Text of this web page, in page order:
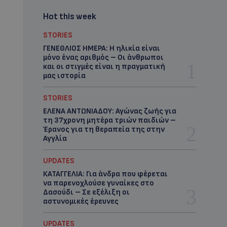
Hot this week
STORIES
ΓΕΝΕΘΛΙΟΣ ΗΜΕΡΑ: Η ηλικία είναι
μόνο ένας αριθμός – Οι άνθρωποι
και οι στιγμές είναι η πραγματική
μας ιστορία
STORIES
ΕΛΕΝΑ ΑΝΤΩΝΙΑΔΟΥ: Αγώνας ζωής για
τη 37χρονη μητέρα τριών παιδιών –
Έρανος για τη θεραπεία της στην
Αγγλία
UPDATES
ΚΑΤΑΓΓΕΛΙΑ: Για άνδρα που φέρεται
να παρενοχλούσε γυναίκες στο
Δασούδι – Σε εξέλιξη οι
αστυνομικές έρευνες
UPDATES